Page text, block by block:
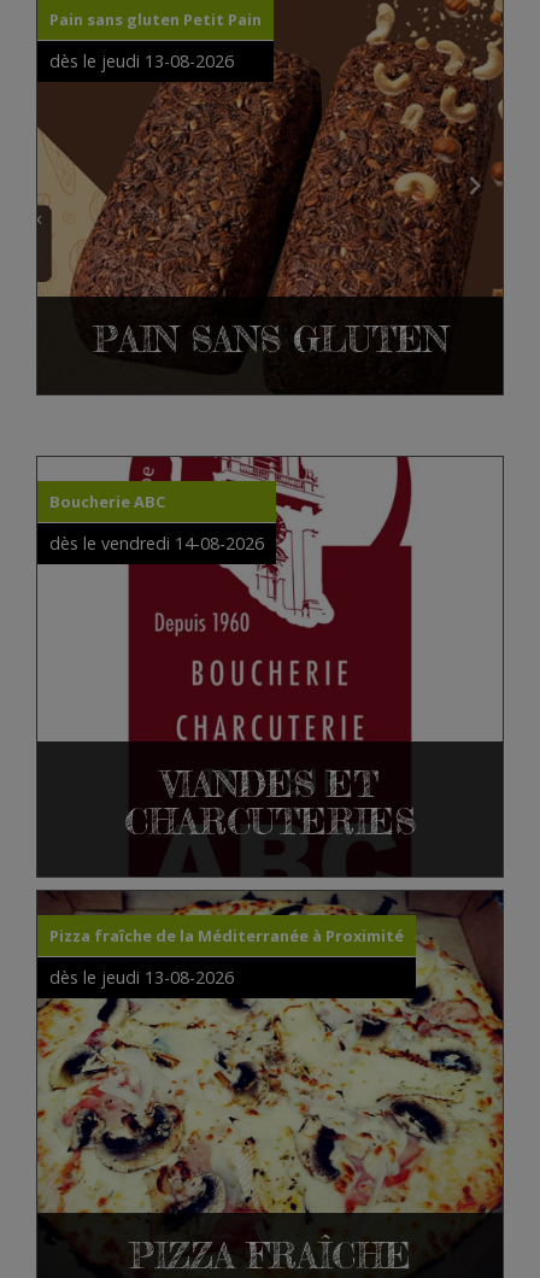
Pain sans gluten Petit Pain
dès le jeudi 13-08-2026
PAIN SANS GLUTEN
Boucherie ABC
dès le vendredi 14-08-2026
VIANDES ET
CHARCUTERIES
Pizza fraîche de la Méditerranée à Proximité
dès le jeudi 13-08-2026
PIZZA FRAÎCHE